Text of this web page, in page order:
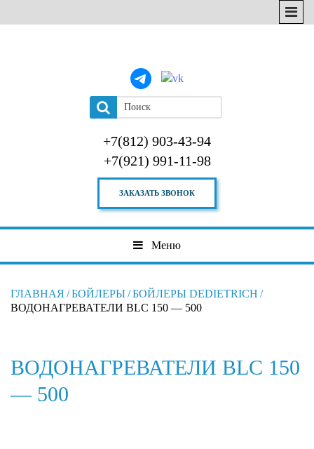
+7(812) 903-43-94
+7(921) 991-11-98
ЗАКАЗАТЬ ЗВОНОК
Меню
ГЛАВНАЯ /БОЙЛЕРЫ/БОЙЛЕРЫ DEDIETRICH /
ВОДОНАГРЕВАТЕЛИ BLC 150 — 500
ВОДОНАГРЕВАТЕЛИ BLC 150
— 500